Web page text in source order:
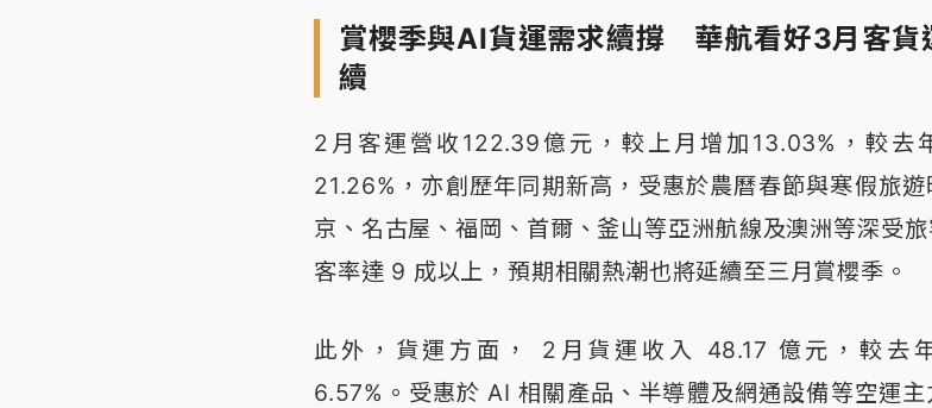
賞櫻季與AI貨運需求續撐 華航看好3月客貨
續
2月客運營收122.39億元，較上月增加13.03%，較去
21.26%，亦創歷年同期新高，受惠於農曆春節與寒假旅遊
京、名古屋、福岡、首爾、釜山等亞洲航線及澳洲等深受
客率達 9 成以上，預期相關熱潮也將延續至三月賞櫻季。
此外，貨運方面， 2月貨運收入 48.17 億元，較去
6.57%。受惠於 AI 相關產品、半導體及網通設備等空運主